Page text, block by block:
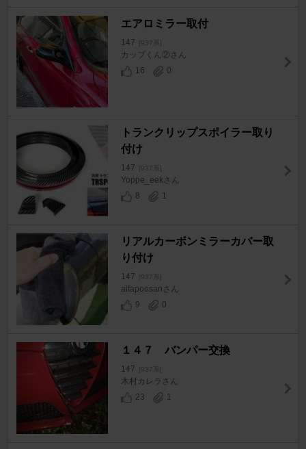
エアロミラー取付
147 [937系]
カップくん②さん
16
0
トランクリップスポイラー取り
付け
147 [937系]
Yoppe_eekさん
8
1
リアルカーボンミラーカバー取
り付け
147 [937系]
alfapoosanさん
9
0
１４７ バンパー交換
147 [937系]
木村カレラさん
23
1